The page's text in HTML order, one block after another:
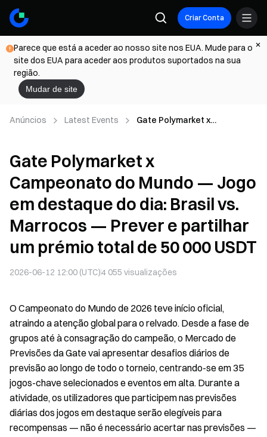
Criar Conta
Parece que está a aceder ao nosso site nos EUA. Mude para o
site dos EUA para aceder aos produtos suportados na sua
região.
Mudar de site
Anúncios Latest Events
Gate Polymarket x
Brasil vs. Marrocos — Prever e
partilhar um prémio total de 50
000 USDT
Gate Polymarket x
Campeonato do Mundo — Jogo
em destaque do dia: Brasil vs.
Marrocos — Prever e partilhar
um prémio total de 50 000 USDT
2026-06-12 12:00 (UTC)4 055 visualizações
O Campeonato do Mundo de 2026 teve início oficial,
atraindo a atenção global para o relvado. Desde a fase de
grupos até à consagração do campeão, o Mercado de
Previsões da Gate vai apresentar desafios diários de
previsão ao longo de todo o torneio, centrando-se em 35
jogos-chave selecionados e eventos em alta. Durante a
atividade, os utilizadores que participem nas previsões
diárias dos jogos em destaque serão elegíveis para
recompensas — não é necessário acertar nas previsões —